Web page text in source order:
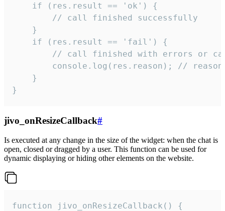
    if (res.result == 'ok') {
        // call finished successfully
    }
    if (res.result == 'fail') {
// call finished with errors or
console.log(res.reason); //
    }
}
jivo_onResizeCallback#
Is executed at any change in the size of the widget: when the chat is
open, closed or dragged by a user. This function can be used for
dynamic displaying or hiding other elements on the website.
function jivo_onResizeCallback() {